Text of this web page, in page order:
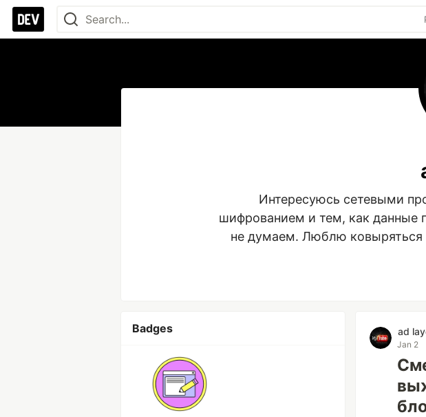
Интересуюсь сетевыми
шифрованием и тем, как данные
не думаем. Люблю ковыряться
Badges ad
Jan 2